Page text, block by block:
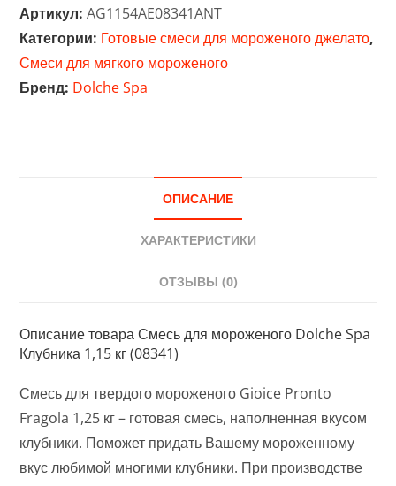
Артикул:AG1154AE08341ANT
Категории: Готовые смеси для мороженого джелато,
Смеси для мягкого мороженого
Бренд: Dolche Spa
ОПИСАНИЕ
ХАРАКТЕРИСТИКИ
ОТЗЫВЫ (0)
Описание товара Смесь для мороженого Dolche Spa
Клубника 1,15 кг (08341)
Смесь для твердого мороженого Gioice Pronto
Fragola 1,25 кг – готовая смесь, наполненная вкусом
клубники. Поможет придать Вашему мороженному
вкус любимой многими клубники. При производстве